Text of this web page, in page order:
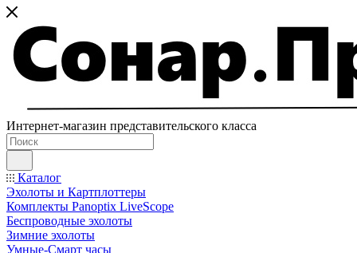
Интернет-магазин представительского класса
Каталог
Эхолоты и Картплоттеры
Комплекты Panoptix LiveScope
Беспроводные эхолоты
Зимние эхолоты
Умные-Смарт часы